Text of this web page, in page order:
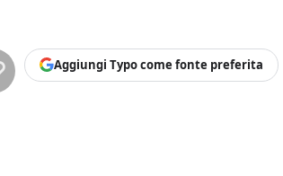
Aggiungi Typo come fonte preferita